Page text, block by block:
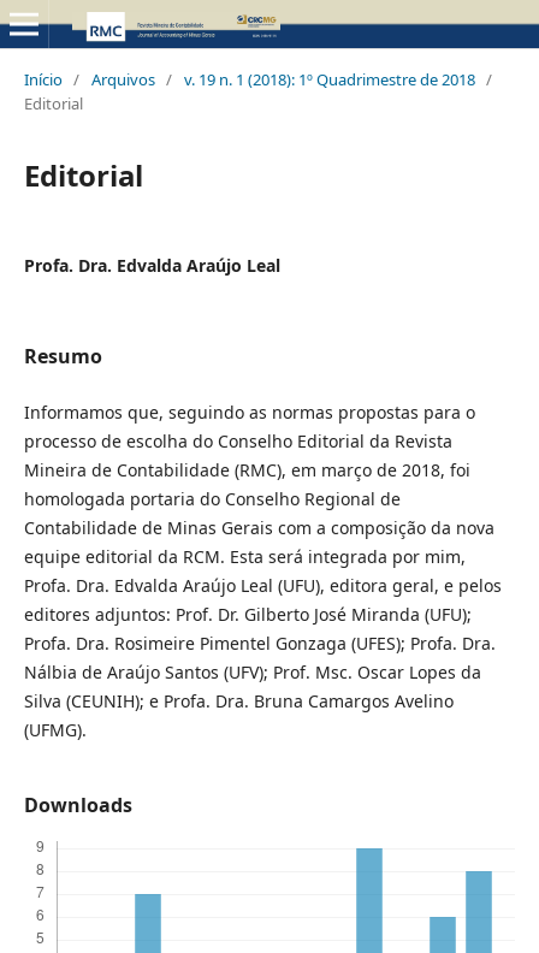
Início / Arquivos / v. 19 n. 1 (2018): 1º Quadrimestre de 2018 /
Editorial
Editorial
Profa. Dra. Edvalda Araújo Leal
Resumo
Informamos que, seguindo as normas propostas para o
processo de escolha do Conselho Editorial da Revista
Mineira de Contabilidade (RMC), em março de 2018, foi
homologada portaria do Conselho Regional de
Contabilidade de Minas Gerais com a composição da nova
equipe editorial da RCM. Esta será integrada por mim,
Profa. Dra. Edvalda Araújo Leal (UFU), editora geral, e pelos
editores adjuntos: Prof. Dr. Gilberto José Miranda (UFU);
Profa. Dra. Rosimeire Pimentel Gonzaga (UFES); Profa. Dra.
Nálbia de Araújo Santos (UFV); Prof. Msc. Oscar Lopes da
Silva (CEUNIH); e Profa. Dra. Bruna Camargos Avelino
(UFMG).
Downloads